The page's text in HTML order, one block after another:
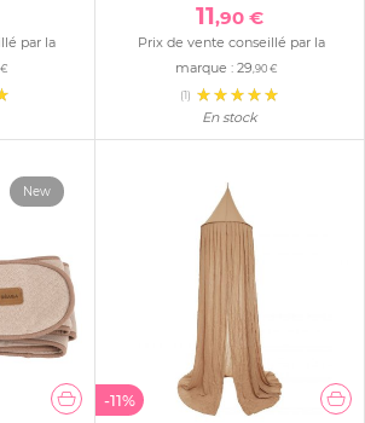
par la
11,90 €
Prix de vente conseillé par la
marque :29,90 €
(1)
En stock
New
-11%